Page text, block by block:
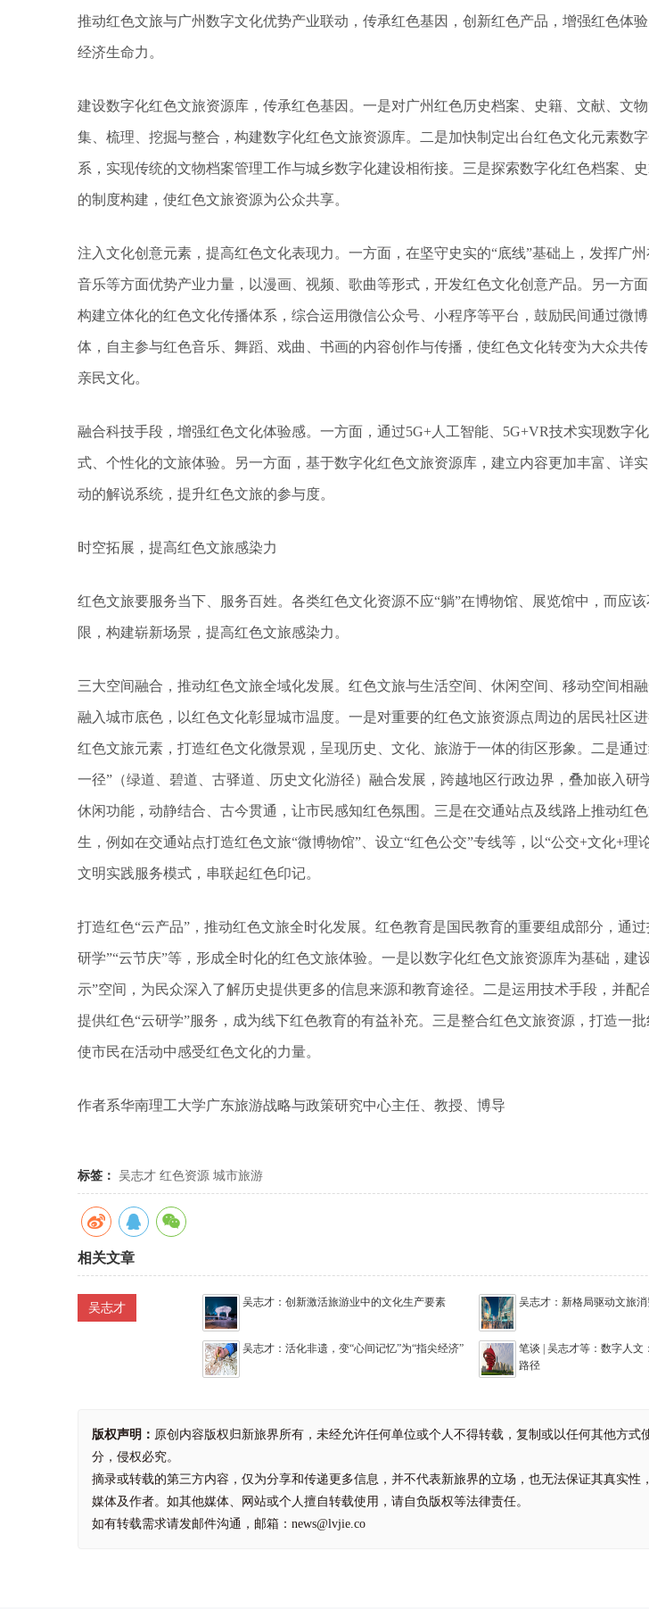
推动红色文旅与广州数字文化优势产业联动，传承红色基因，创新红色产品，增强红色体
经济生命力。
建设数字化红色文旅资源库，传承红色基因。一是对广州红色历史档案、史籍、文献、文
集、梳理、挖掘与整合，构建数字化红色文旅资源库。二是加快制定出台红色文化元素数
系，实现传统的文物档案管理工作与城乡数字化建设相衔接。三是探索数字化红色档案、
的制度构建，使红色文旅资源为公众共享。
注入文化创意元素，提高红色文化表现力。一方面，在坚守史实的“底线”基础上，发挥广州
音乐等方面优势产业力量，以漫画、视频、歌曲等形式，开发红色文化创意产品。另一方
构建立体化的红色文化传播体系，综合运用微信公众号、小程序等平台，鼓励民间通过微
体，自主参与红色音乐、舞蹈、戏曲、书画的内容创作与传播，使红色文化转变为大众共
亲民文化。
融合科技手段，增强红色文化体验感。一方面，通过5G+人工智能、5G+VR技术实现数字
式、个性化的文旅体验。另一方面，基于数字化红色文旅资源库，建立内容更加丰富、详
动的解说系统，提升红色文旅的参与度。
时空拓展，提高红色文旅感染力
红色文旅要服务当下、服务百姓。各类红色文化资源不应“躺”在博物馆、展览馆中，而应
限，构建崭新场景，提高红色文旅感染力。
三大空间融合，推动红色文旅全域化发展。红色文旅与生活空间、休闲空间、移动空间相
融入城市底色，以红色文化彰显城市温度。一是对重要的红色文旅资源点周边的居民社区
红色文旅元素，打造红色文化微景观，呈现历史、文化、旅游于一体的街区形象。二是通
一径”（绿道、碧道、古驿道、历史文化游径）融合发展，跨越地区行政边界，叠加嵌入研
休闲功能，动静结合、古今贯通，让市民感知红色氛围。三是在交通站点及线路上推动红
生，例如在交通站点打造红色文旅“微博物馆”、设立“红色公交”专线等，以“公交+文化+理
文明实践服务模式，串联起红色印记。
打造红色“云产品”，推动红色文旅全时化发展。红色教育是国民教育的重要组成部分，通过
研学”“云节庆”等，形成全时化的红色文旅体验。一是以数字化红色文旅资源库为基础，建
示”空间，为民众深入了解历史提供更多的信息来源和教育途径。二是运用技术手段，并配
提供红色“云研学”服务，成为线下红色教育的有益补充。三是整合红色文旅资源，打造一批
使市民在活动中感受红色文化的力量。
作者系华南理工大学广东旅游战略与政策研究中心主任、教授、博导
标签： 吴志才 红色资源 城市旅游
相关文章
吴志才 吴志才：创新激活旅游业中的文化生产要素 吴志才：新格局驱动文旅
吴志才：活化非遗，变“心间记忆”为“指尖经济”
笔谈 | 吴志才等：数字人文
路径
版权声明： 原创内容版权归新旅界所有，未经允许任何单位或个人不得转载，复制或以任何其他方式
分，侵权必究。
摘录或转载的第三方内容，仅为分享和传递更多信息，并不代表新旅界的立场，也无法保证其真实性
媒体及作者。如其他媒体、网站或个人擅自转载使用，请自负版权等法律责任。
如有转载需求请发邮件沟通，邮箱：news@lvjie.co